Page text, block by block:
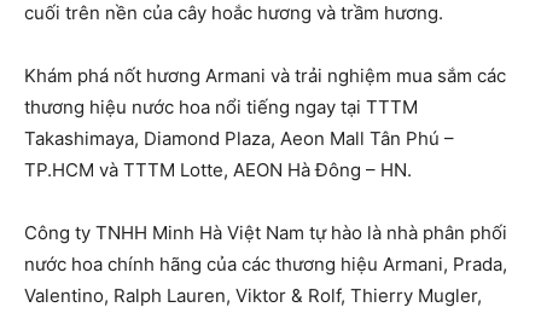
cuối trên nền của cây hoắc hương và trầm hương.
Khám phá nốt hương Armani và trải nghiệm mua sắm các
thương hiệu nước hoa nổi tiếng ngay tại TTTM
Takashimaya, Diamond Plaza, Aeon Mall Tân Phú –
TP.HCM và TTTM Lotte, AEON Hà Đông – HN.
Công ty TNHH Minh Hà Việt Nam tự hào là nhà phân phối
nước hoa chính hãng của các thương hiệu Armani, Prada,
Valentino, Ralph Lauren, Viktor & Rolf, Thierry Mugler,